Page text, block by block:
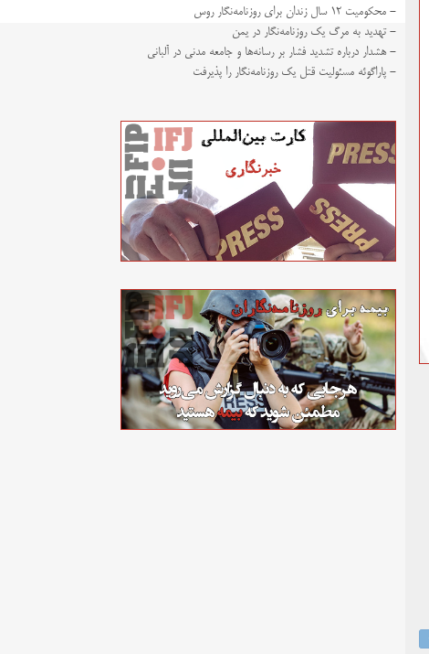
- محکومیت ۱۲ سال زندان برای روزنامه‌نگار روس
- تهدید به مرگ یک روزنامه‌نگار در یمن
- هشدار درباره تشدید فشار بر رسانه‌ها و جامعه مدنی در آلبانی
- پاراگوئه مسئولیت قتل یک روزنامه‌نگار را پذیرفت